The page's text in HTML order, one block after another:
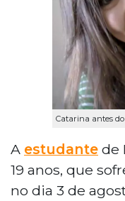
Catarina antes
A estudante de
19 anos, que
no dia 3 de